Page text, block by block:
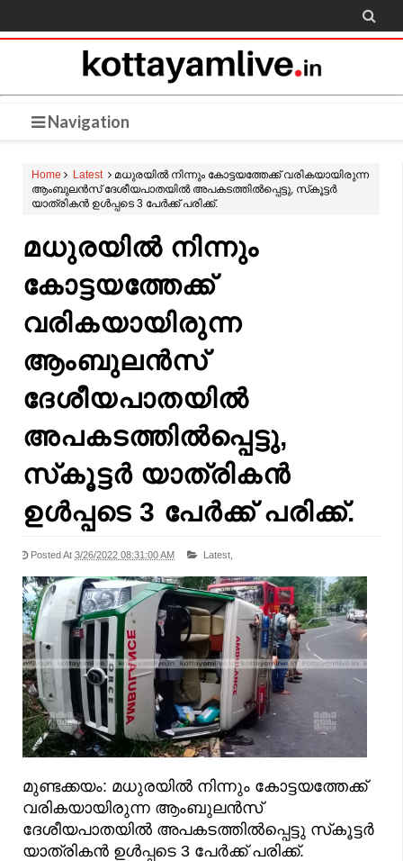

Navigation
Home Latest
മധുരയിൽ നിന്നും കോട്ടയത്തേക്ക് വരികയായിരുന്ന
ആംബുലൻസ് ദേശീയപാതയിൽ അപകടത്തിൽപ്പെട്ടു, സ്‌കൂട്ടർ
യാത്രികൻ ഉൾപ്പടെ 3 പേർക്ക് പരിക്ക്.
മധുരയിൽ നിന്നും
കോട്ടയത്തേക്ക്
വരികയായിരുന്ന
ആംബുലൻസ്
ദേശീയപാതയിൽ
അപകടത്തിൽപ്പെട്ടു,
സ്‌കൂട്ടർ യാത്രികൻ
ഉൾപ്പടെ 3 പേർക്ക് പരിക്ക്.
Posted At 3/26/2022 08:31:00 AM Latest,
മുണ്ടക്കയം: മധുരയിൽ നിന്നും കോട്ടയത്തേക്ക്
വരികയായിരുന്ന ആംബുലൻസ്
ദേശീയപാതയിൽ അപകടത്തിൽപ്പെട്ടു സ്‌കൂട്ടർ
യാത്രികൻ ഉൾപ്പടെ 3 പേർക്ക് പരിക്ക്.